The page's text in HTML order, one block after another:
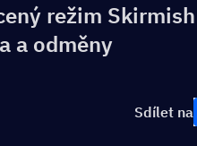
režim
a odměny
Sdílet na